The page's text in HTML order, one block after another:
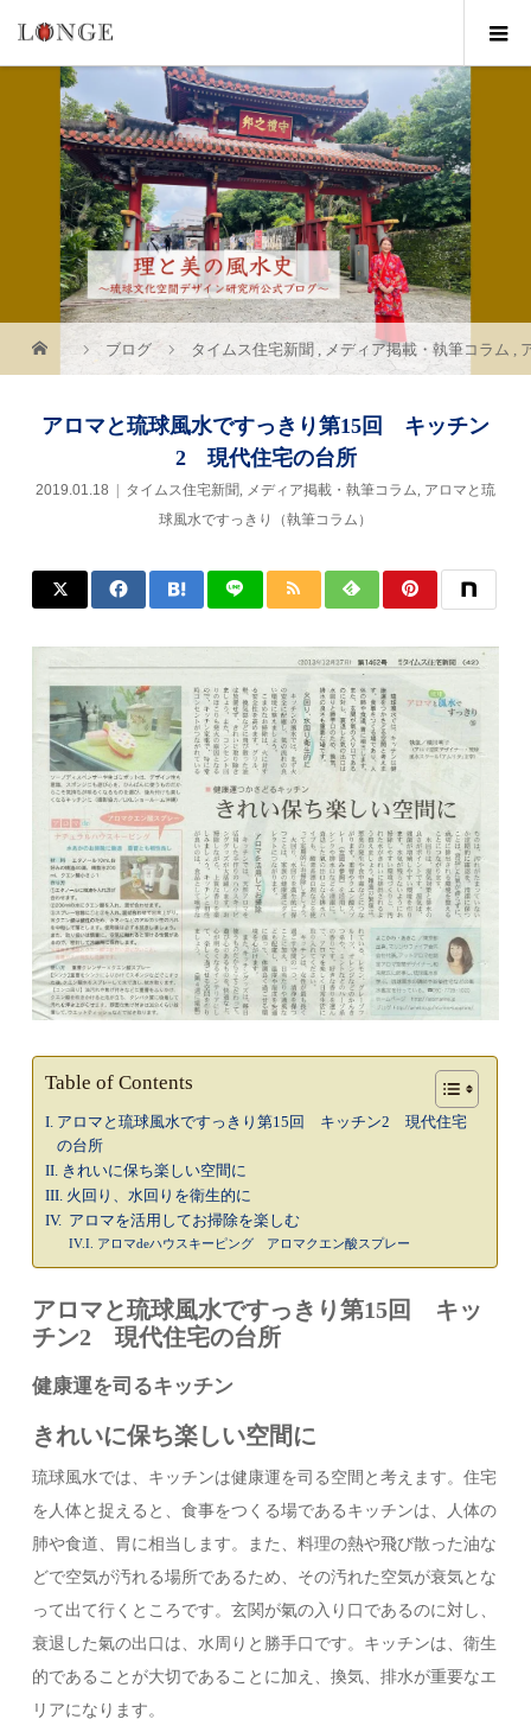
ブログ タイムス住宅新聞 , メディア掲載・執筆コラム ,
アロマと琉球風水ですっきり第15回 キッチン
2 現代住宅の台所
2019.01.18 タイムス住宅新聞, メディア掲載・執筆コラム, アロマと琉
球風水ですっきり（執筆コラム）
Table of Contents
アロマと琉球風水ですっきり第15回 キッチン2 現代住宅
の台所
きれいに保ち楽しい空間に
火回り、水回りを衛生的に
アロマを活用してお掃除を楽しむ
アロマdeハウスキーピング アロマクエン酸スプレー
アロマと琉球風水ですっきり第15回 キッ
チン2 現代住宅の台所
健康運を司るキッチン
きれいに保ち楽しい空間に
琉球風水では、キッチンは健康運を司る空間と考えます。住宅
を人体と捉えると、食事をつくる場であるキッチンは、人体の
肺や食道、胃に相当します。また、料理の熱や飛び散った油な
どで空気が汚れる場所であるため、その汚れた空気が衰気とな
って出て行くところです。玄関が氣の入り口であるのに対し、
衰退した氣の出口は、水周りと勝手口です。キッチンは、衛生
的であることが大切であることに加え、換気、排水が重要なエ
リアになります。